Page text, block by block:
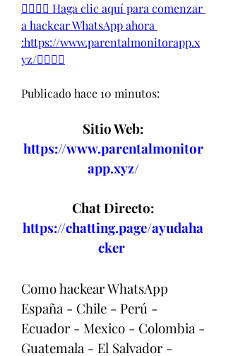
👉🏻👉🏻 Haga clic aquí para comenzar
a hackear WhatsApp ahora
:https://www.parentalmonitorapp.x
yz/👈🏻👈🏻
Publicado hace 10 minutos:
Sitio Web:
https://www.parentalmonitor
app.xyz/
Chat Directo:
https://chatting.page/ayudaha
cker
Como hackear WhatsApp
España - Chile - Perú -
Ecuador - Mexico - Colombia -
Guatemala - El Salvador -